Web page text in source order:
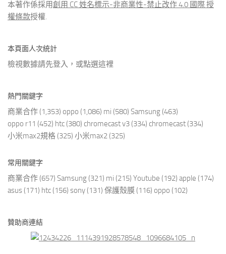
本著作係採用創用 CC 姓名標示-非商業性-禁止改作 4.0 國際 授
權條款授權.
本頁面人次統計
檢視數據請先登入，或點選這裡
熱門關鍵字
商業合作 (1,353) oppo (1,086) mi (580) Samsung (463)
oppo r11 (452) htc (380) chromecast v3 (334) chromecast (334)
小米max2規格 (325) 小米max2 (325)
常用關鍵字
商業合作 (657) Samsung (321) mi (215) Youtube (192) apple (174)
asus (171) htc (156) sony (131) 保護殼膜 (116) oppo (102)
贊助商連結